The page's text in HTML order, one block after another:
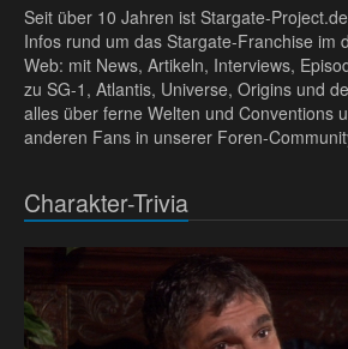
Seit über 10 Jahren ist Stargate-Project.de
Infos rund um das Stargate-Franchise im
Web: mit News, Artikeln, Interviews,
zu SG-1, Atlantis, Universe, Origins und
alles über ferne Welten und Conventions
anderen Fans in unserer Foren-
Charakter-Trivia